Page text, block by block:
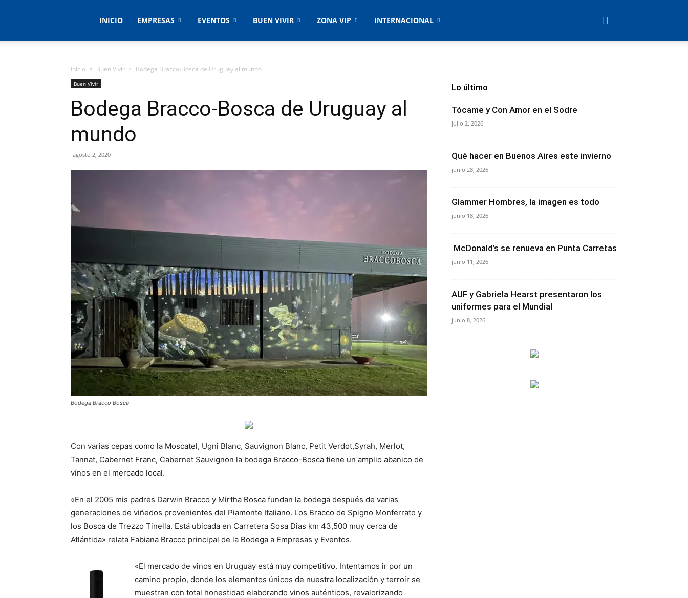
Empresas
Eventos
INICIO EMPRESAS EVENTOS BUEN VIVIR ZONA VIP INTERNACIONAL
Inicio Buen Vivir Bodega Bracco-Bosca de Uruguay al mundo
Buen Vivir
Bodega Bracco-Bosca de Uruguay al
mundo
agosto 2, 2020
Bodega Bracco Bosca
Con varias cepas como la Moscatel, Ugni Blanc, Sauvignon Blanc, Petit Verdot,Syrah, Merlot,
Tannat, Cabernet Franc, Cabernet Sauvignon la bodega Bracco-Bosca tiene un amplio abanico de
vinos en el mercado local.
«En el 2005 mis padres Darwin Bracco y Mirtha Bosca fundan la bodega después de varias
generaciones de viñedos provenientes del Piamonte Italiano. Los Bracco de Spigno Monferrato y
los Bosca de Trezzo Tinella. Está ubicada en Carretera Sosa Dias km 43,500 muy cerca de
Atlántida» relata Fabiana Bracco principal de la Bodega a Empresas y Eventos.
«El mercado de vinos en Uruguay está muy competitivo. Intentamos ir por un
camino propio, donde los elementos únicos de nuestra localización y terroir se
muestran con total honestidad elaborando vinos auténticos, revalorizando
Lo último
Tócame y Con Amor en el Sodre
julio 2, 2026
Qué hacer en Buenos Aires este invierno
junio 28, 2026
Glammer Hombres, la imagen es todo
junio 18, 2026
McDonald’s se renueva en Punta Carretas
junio 11, 2026
AUF y Gabriela Hearst presentaron los
uniformes para el Mundial
junio 8, 2026